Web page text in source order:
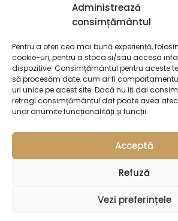
Administrează
consimțământul
Pentru a oferi cea mai bună experiență,
cookie-uri, pentru a stoca și/sau accesa
dispozitive. Consimțământul pentru aceste
să procesăm date, cum ar fi
uri unice pe acest site. Dacă nu îți dai
retragi consimțământul dat poate avea
unor anumite funcționalități și funcții.
Acceptă
Refuză
Vezi preferințele
Bauturi alcoolice
Cidru
Bauturi non-alcoolice
Cafea
Oferte